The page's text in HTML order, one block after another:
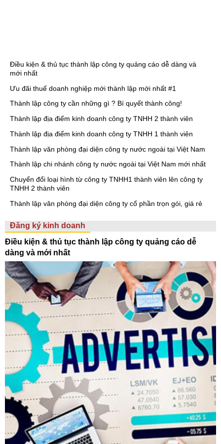
Điều kiện & thủ tục thành lập công ty quảng cáo dễ dàng và
mới nhất
Ưu đãi thuế doanh nghiệp mới thành lập mới nhất #1
Thành lập công ty cần những gì ? Bí quyết thành công!
Thành lập địa điểm kinh doanh công ty TNHH 2 thành viên
Thành lập địa điểm kinh doanh công ty TNHH 1 thành viên
Thành lập văn phòng đại diện công ty nước ngoài tại Việt Nam
Thành lập chi nhánh công ty nước ngoài tại Việt Nam mới nhất
Chuyển đổi loại hình từ công ty TNHH1 thành viên lên công ty
TNHH 2 thành viên
Thành lập văn phòng đại diện công ty cổ phần trọn gói, giá rẻ
Đăng ký kinh doanh
Điều kiện & thủ tục thành lập công ty quảng cáo dễ
dàng và mới nhất